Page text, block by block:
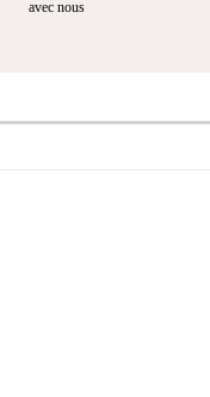
avec nous